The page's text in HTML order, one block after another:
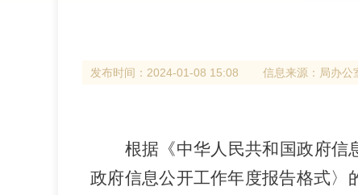
发布时间： 2024-01-08 15:08 信息来源： 局办公
根据《中华人民共和国政府信
政府信息公开工作年度报告格式〉